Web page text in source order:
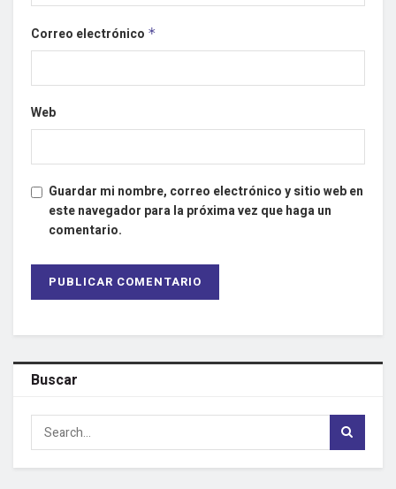
Correo electrónico *
Web
Guardar mi nombre, correo electrónico y sitio web en
este navegador para la próxima vez que haga un
comentario.
Buscar